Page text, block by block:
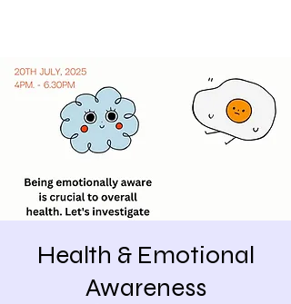
Health & Emotional
Awareness